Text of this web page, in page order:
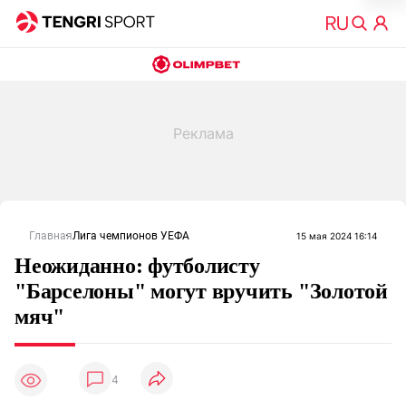
ГлавнаяЛига чемпионов УЕФА 15 мая 2024 16:14
Неожиданно: футболисту
"Барселоны" могут вручить "Золотой
мяч"
4